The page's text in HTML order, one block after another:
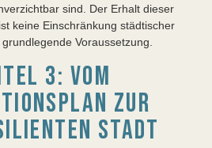
sind. Der Erhalt dieser
keine Einschränkung städtischer
Voraussetzung.
3: VOM
ZUR
STADT